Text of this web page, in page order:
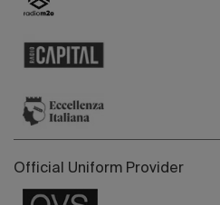
Official Uniform Provider